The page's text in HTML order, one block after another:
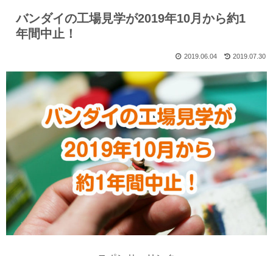
バンダイの工場見学が2019年10月から約1
年間中止！
2019.07.30
2019.06.04